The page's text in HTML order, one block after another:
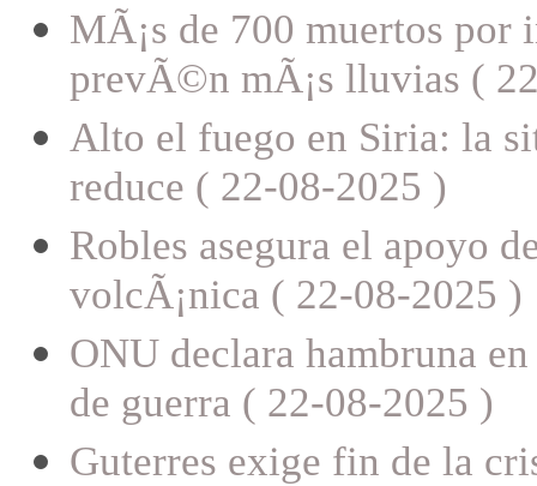
MÃ¡s de 700 muertos por
prevÃ©n mÃ¡s lluvias (
Alto el fuego en Siria: la
reduce ( 22-08-2025 )
Robles asegura el apoyo
volcÃ¡nica ( 22-08-2025 )
ONU declara hambruna
de guerra ( 22-08-2025 )
Guterres exige fin de la